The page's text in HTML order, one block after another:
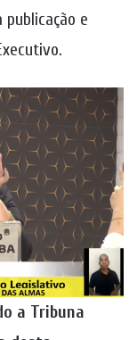
publicação e
a Tribuna